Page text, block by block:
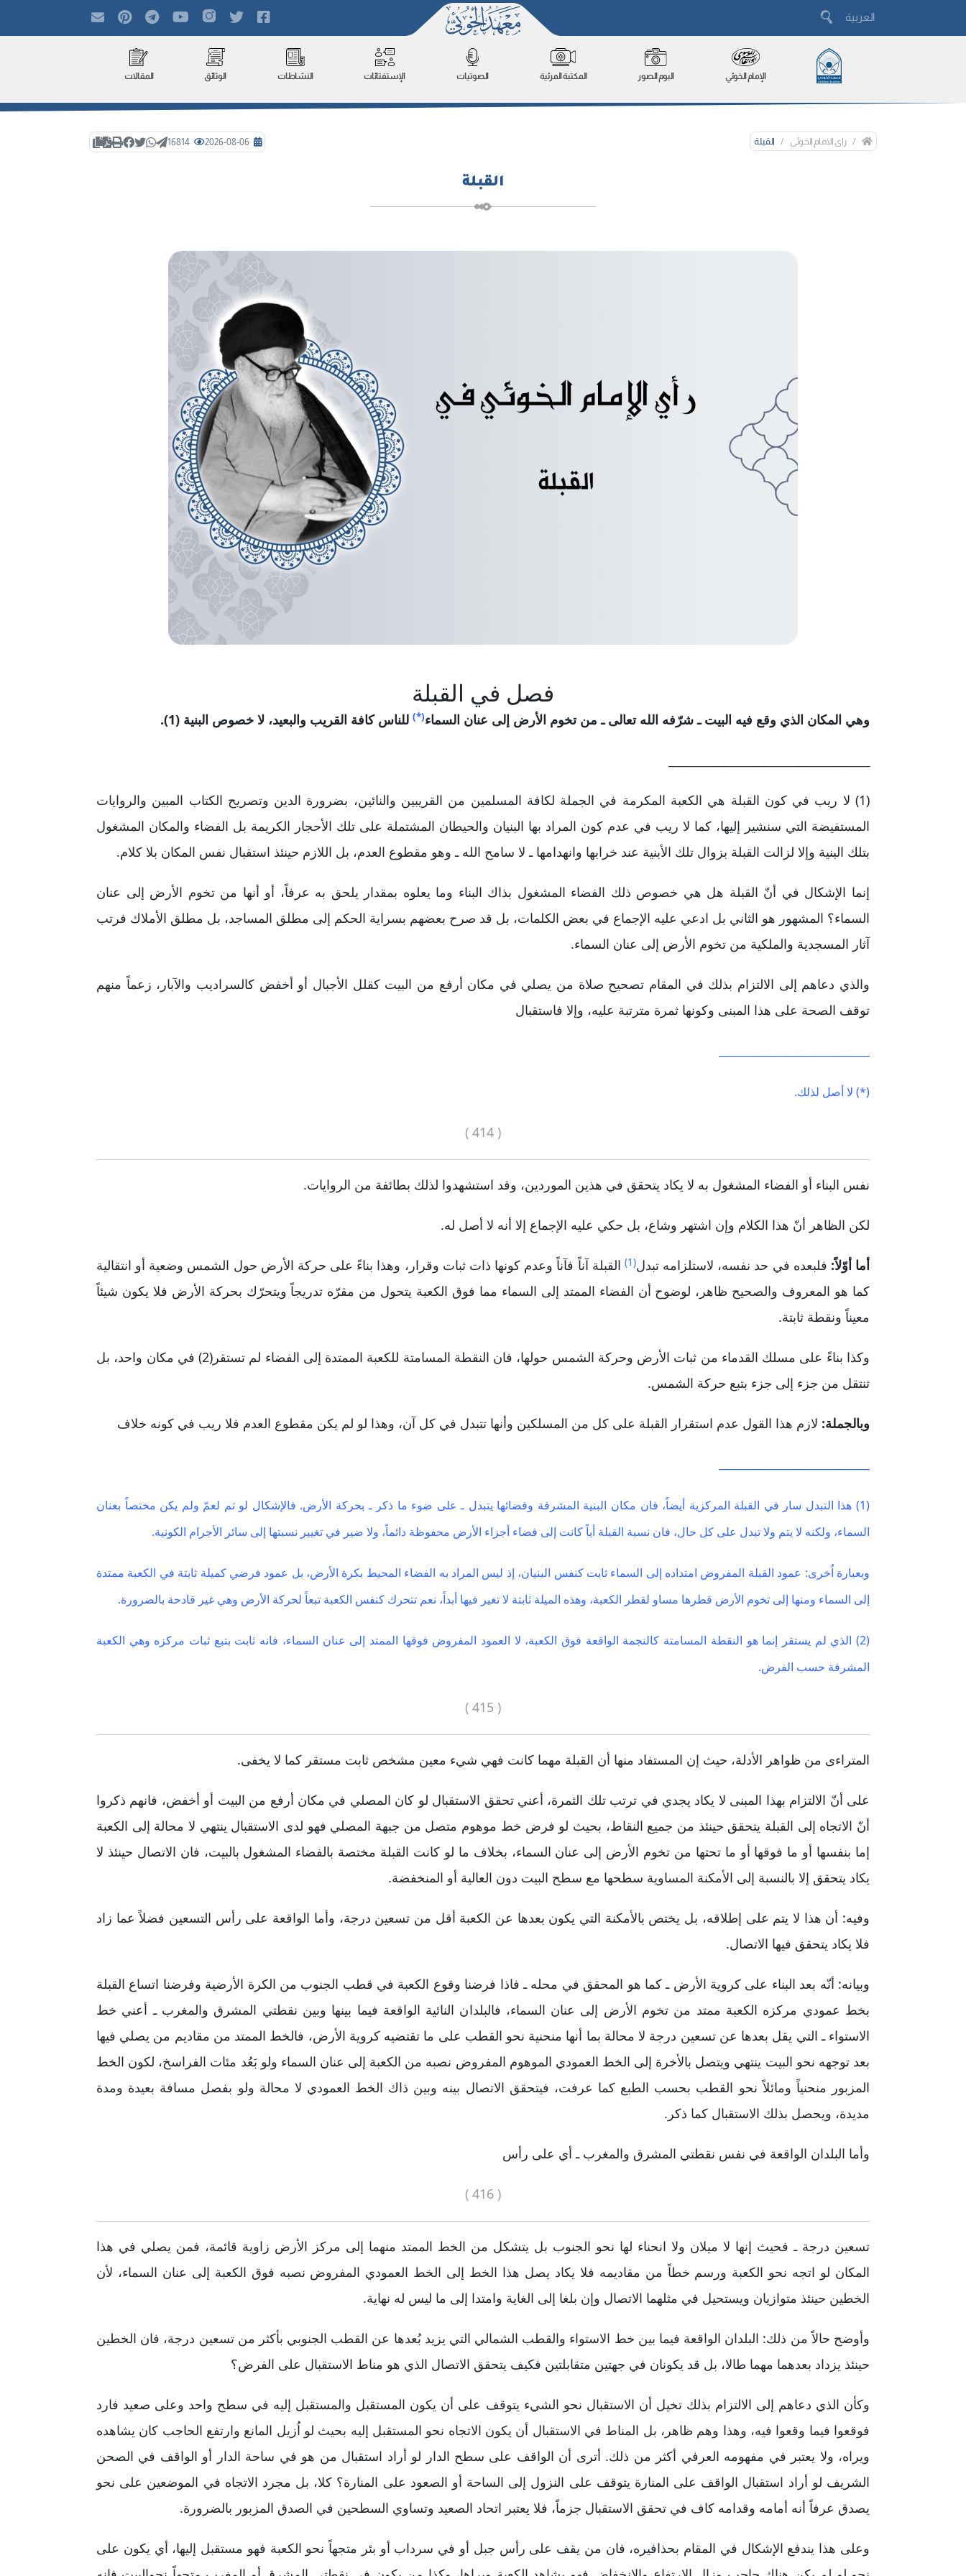
العربیة
الإمام الخوئي البوم الصور المكتبة المرئية الصوتيات الإستفتائات النشاطات الوثائق المقالات
رای الامام الخوئی القبلة
القبلة
فصل في القبلة
وهي المكان الذي وقع فيه البيت ـ شرّفه الله تعالى ـ من تخوم الأرض إلى عنان السماء(*) للناس كافة القريب والبعيد، لا خصوص البنية (1).
(1) لا ريب في كون القبلة هي الكعبة المكرمة في الجملة لكافة المسلمين من القريبين والنائين، بضرورة الدين وتصريح الكتاب المبين والروايات
المستفيضة التي سنشير إليها، كما لا ريب في عدم كون المراد بها البنيان والحيطان المشتملة على تلك الأحجار الكريمة بل الفضاء والمكان المشغول
بتلك البنية وإلا لزالت القبلة بزوال تلك الأبنية عند خرابها وانهدامها ـ لا سامح الله ـ وهو مقطوع العدم، بل اللازم حينئذ استقبال نفس المكان بلا كلام.
إنما الإشكال في أنّ القبلة هل هي خصوص ذلك الفضاء المشغول بذاك البناء وما يعلوه بمقدار يلحق به عرفاً، أو أنها من تخوم الأرض إلى عنان
السماء؟ المشهور هو الثاني بل ادعي عليه الإجماع في بعض الكلمات، بل قد صرح بعضهم بسراية الحكم إلى مطلق المساجد، بل مطلق الأملاك فرتب
آثار المسجدية والملكية من تخوم الأرض إلى عنان السماء.
والذي دعاهم إلى الالتزام بذلك في المقام تصحيح صلاة من يصلي في مكان أرفع من البيت كقلل الأجبال أو أخفض كالسراديب والآبار، زعماً منهم
توقف الصحة على هذا المبنى وكونها ثمرة مترتبة عليه، وإلا فاستقبال
(*) لا أصل لذلك.
( 414 )
نفس البناء أو الفضاء المشغول به لا يكاد يتحقق في هذين الموردين، وقد استشهدوا لذلك بطائفة من الروايات.
لكن الظاهر أنّ هذا الكلام وإن اشتهر وشاع، بل حكي عليه الإجماع إلا أنه لا أصل له.
أما أوّلاً: فلبعده في حد نفسه، لاستلزامه تبدل(1)
القبلة آناً فآناً وعدم كونها ذات ثبات وقرار، وهذا بناءً على حركة الأرض حول الشمس وضعية أو انتقالية
كما هو المعروف والصحيح ظاهر، لوضوح أن الفضاء الممتد إلى السماء مما فوق الكعبة يتحول من مقرّه تدريجاً ويتحرّك بحركة الأرض فلا يكون شيئاً
معيناً ونقطة ثابتة.
وكذا بناءً على مسلك القدماء من ثبات الأرض وحركة الشمس حولها، فان النقطة المسامتة للكعبة الممتدة إلى الفضاء لم تستقر(2) في مكان واحد، بل
تنتقل من جزء إلى جزء بتبع حركة الشمس.
وبالجملة: لازم هذا القول عدم استقرار القبلة على كل من المسلكين وأنها تتبدل في كل آن، وهذا لو لم يكن مقطوع العدم فلا ريب في كونه خلاف
(1) هذا التبدل سار في القبلة المركزية أيضاً، فان مكان البنية المشرفة وفضائها يتبدل ـ على ضوء ما ذكر ـ بحركة الأرض. فالإشكال لو تم لعمّ ولم يكن مختصاً بعنان
السماء، ولكنه لا يتم ولا تبدل على كل حال، فان نسبة القبلة أياً كانت إلى فضاء أجزاء الأرض محفوظة دائماً، ولا ضير في تغيير نسبتها إلى سائر الأجرام الكونية.
وبعبارة اُخرى: عمود القبلة المفروض امتداده إلى السماء ثابت كنفس البنيان، إذ ليس المراد به الفضاء المحيط بكرة الأرض، بل عمود فرضي كميلة ثابتة في الكعبة ممتدة
إلى السماء ومنها إلى تخوم الأرض قطرها مساو لقطر الكعبة، وهذه الميلة ثابتة لا تغير فيها أبداً، نعم تتحرك كنفس الكعبة تبعاً لحركة الأرض وهي غير قادحة بالضرورة.
(2) الذي لم يستقر إنما هو النقطة المسامتة كالنجمة الواقعة فوق الكعبة، لا العمود المفروض فوقها الممتد إلى عنان السماء، فانه ثابت بتبع ثبات مركزه وهي الكعبة
المشرفة حسب الفرض.
( 415 )
المتراءى من ظواهر الأدلة، حيث إن المستفاد منها أن القبلة مهما كانت فهي شيء معين مشخص ثابت مستقر كما لا يخفى.
على أنّ الالتزام بهذا المبنى لا يكاد يجدي في ترتب تلك الثمرة، أعني تحقق الاستقبال لو كان المصلي في مكان أرفع من البيت أو أخفض، فانهم ذكروا
أنّ الاتجاه إلى القبلة يتحقق حينئذ من جميع النقاط، بحيث لو فرض خط موهوم متصل من جبهة المصلي فهو لدى الاستقبال ينتهي لا محالة إلى الكعبة
إما بنفسها أو ما فوقها أو ما تحتها من تخوم الأرض إلى عنان السماء، بخلاف ما لو كانت القبلة مختصة بالفضاء المشغول بالبيت، فان الاتصال حينئذ لا
يكاد يتحقق إلا بالنسبة إلى الأمكنة المساوية سطحها مع سطح البيت دون العالية أو المنخفضة.
وفيه: أن هذا لا يتم على إطلاقه، بل يختص بالأمكنة التي يكون بعدها عن الكعبة أقل من تسعين درجة، وأما الواقعة على رأس التسعين فضلاً عما زاد
فلا يكاد يتحقق فيها الاتصال.
وبيانه: أنّه بعد البناء على كروية الأرض ـ كما هو المحقق في محله ـ فاذا فرضنا وقوع الكعبة في قطب الجنوب من الكرة الأرضية وفرضنا اتساع القبلة
بخط عمودي مركزه الكعبة ممتد من تخوم الأرض إلى عنان السماء، فالبلدان النائية الواقعة فيما بينها وبين نقطتي المشرق والمغرب ـ أعني خط
الاستواء ـ التي يقل بعدها عن تسعين درجة لا محالة بما أنها منحنية نحو القطب على ما تقتضيه كروية الأرض، فالخط الممتد من مقاديم من يصلي فيها
بعد توجهه نحو البيت ينتهي ويتصل بالأخرة إلى الخط العمودي الموهوم المفروض نصبه من الكعبة إلى عنان السماء ولو بَعُد مئات الفراسخ، لكون الخط
المزبور منحنياً ومائلاً نحو القطب بحسب الطبع كما عرفت، فيتحقق الاتصال بينه وبين ذاك الخط العمودي لا محالة ولو بفصل مسافة بعيدة ومدة
مديدة، ويحصل بذلك الاستقبال كما ذكر.
وأما البلدان الواقعة في نفس نقطتي المشرق والمغرب ـ أي على رأس
( 416 )
تسعين درجة ـ فحيث إنها لا ميلان ولا انحناء لها نحو الجنوب بل يتشكل من الخط الممتد منهما إلى مركز الأرض زاوية قائمة، فمن يصلي في هذا
المكان لو اتجه نحو الكعبة ورسم خطاً من مقاديمه فلا يكاد يصل هذا الخط إلى الخط العمودي المفروض نصبه فوق الكعبة إلى عنان السماء، لأن
الخطين حينئذ متوازيان ويستحيل في مثلهما الاتصال وإن بلغا إلى الغاية وامتدا إلى ما ليس له نهاية.
وأوضح حالاً من ذلك: البلدان الواقعة فيما بين خط الاستواء والقطب الشمالي التي يزيد بُعدها عن القطب الجنوبي بأكثر من تسعين درجة، فان الخطين
حينئذ يزداد بعدهما مهما طالا، بل قد يكونان في جهتين متقابلتين فكيف يتحقق الاتصال الذي هو مناط الاستقبال على الفرض؟
وكأن الذي دعاهم إلى الالتزام بذلك تخيل أن الاستقبال نحو الشيء يتوقف على أن يكون المستقبل والمستقبل إليه في سطح واحد وعلى صعيد فارد
فوقعوا فيما وقعوا فيه، وهذا وهم ظاهر، بل المناط في الاستقبال أن يكون الاتجاه نحو المستقبل إليه بحيث لو اُزيل المانع وارتفع الحاجب كان يشاهده
ويراه، ولا يعتبر في مفهومه العرفي أكثر من ذلك. أترى أن الواقف على سطح الدار لو أراد استقبال من هو في ساحة الدار أو الواقف في الصحن
الشريف لو أراد استقبال الواقف على المنارة يتوقف على النزول إلى الساحة أو الصعود على المنارة؟ كلا، بل مجرد الاتجاه في الموضعين على نحو
يصدق عرفاً أنه أمامه وقدامه كاف في تحقق الاستقبال جزماً، فلا يعتبر اتحاد الصعيد وتساوي السطحين في الصدق المزبور بالضرورة.
وعلى هذا يندفع الإشكال في المقام بحذافيره، فان من يقف على رأس جبل أو في سرداب أو بئر متجهاً نحو الكعبة فهو مستقبل إليها، أي يكون على